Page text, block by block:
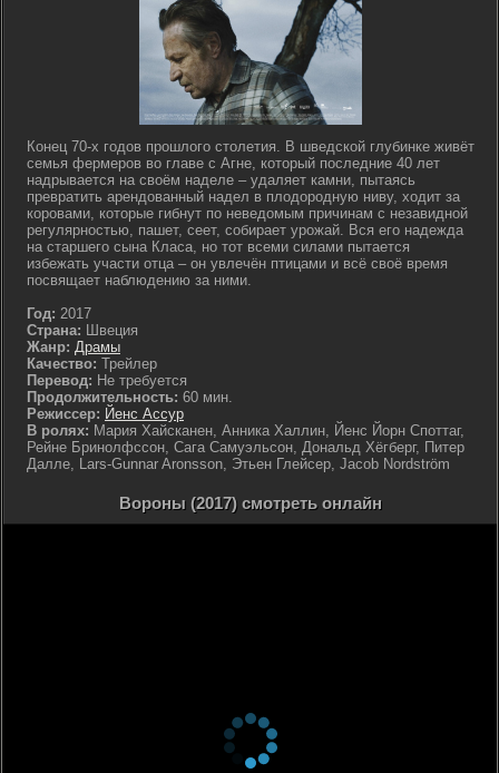
Конец 70-х годов прошлого столетия. В шведской глубинке живёт
семья фермеров во главе с Агне, который последние 40 лет
надрывается на своём наделе – удаляет камни, пытаясь
превратить арендованный надел в плодородную ниву, ходит за
коровами, которые гибнут по неведомым причинам с незавидной
регулярностью, пашет, сеет, собирает урожай. Вся его надежда
на старшего сына Класа, но тот всеми силами пытается
избежать участи отца – он увлечён птицами и всё своё время
посвящает наблюдению за ними.
Год: 2017
Страна: Швеция
Жанр: Драмы
Качество: Трейлер
Перевод: Не требуется
Продолжительность: 60 мин.
Режиссер: Йенс Ассур
В ролях: Мария Хайсканен, Анника Халлин, Йенс Йорн Споттаг,
Рейне Бринолфссон, Сага Самуэльсон, Дональд Хёгберг, Питер
Далле, Lars-Gunnar Aronsson, Этьен Глейсер, Jacob Nordström
Вороны (2017) смотреть онлайн